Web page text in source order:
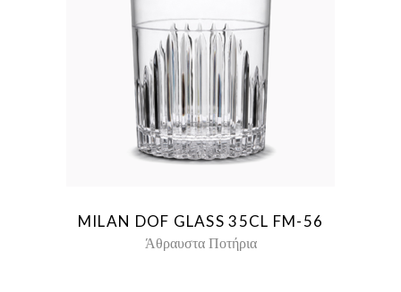
MILAN DOF GLASS 35CL FM-56
Άθραυστα Ποτήρια